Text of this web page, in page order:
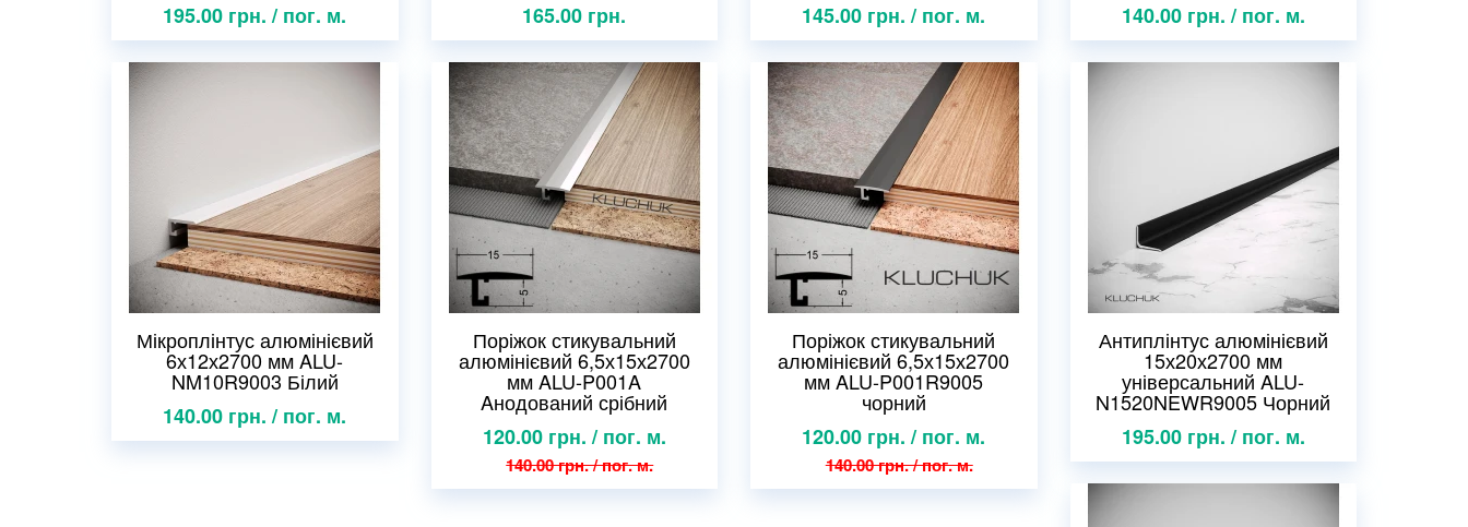
195.00 грн. / пог. м.
165.00 грн.
145.00 грн. / пог. м.
140.00 грн. / пог. м.
Мікроплінтус алюмінієвий
6х12х2700 мм ALU-
NM10R9003 Білий
140.00 грн. / пог. м.
Поріжок стикувальний
алюмінієвий 6,5х15х2700
мм ALU-P001A
Aнодований срібний
120.00 грн. / пог. м.
140.00 грн. / пог. м.
Поріжок стикувальний
алюмінієвий 6,5х15х2700
мм ALU-P001R9005
чорний
120.00 грн. / пог. м.
140.00 грн. / пог. м.
Антиплінтус алюмінієвий
15х20х2700 мм
універсальний ALU-
N1520NEWR9005 Чорний
195.00 грн. / пог. м.